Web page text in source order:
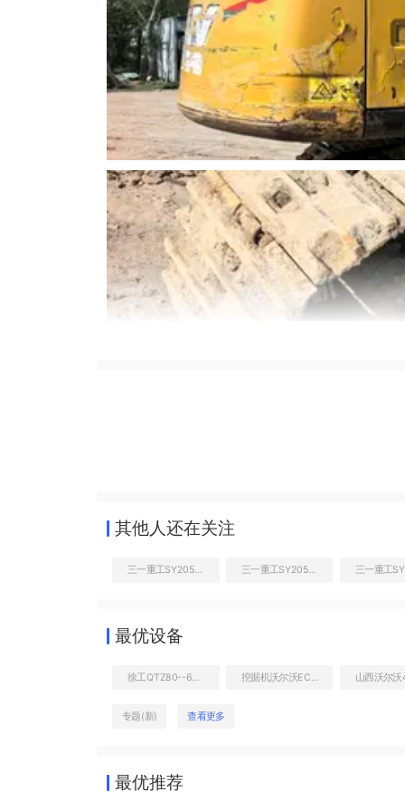
其他人还在关注
三一重工SY205C挖掘机 三一重工SY205C挖掘机
最优设备
徐工QTZ80--6010Y-8
专题(新) 查看更多
最优推荐